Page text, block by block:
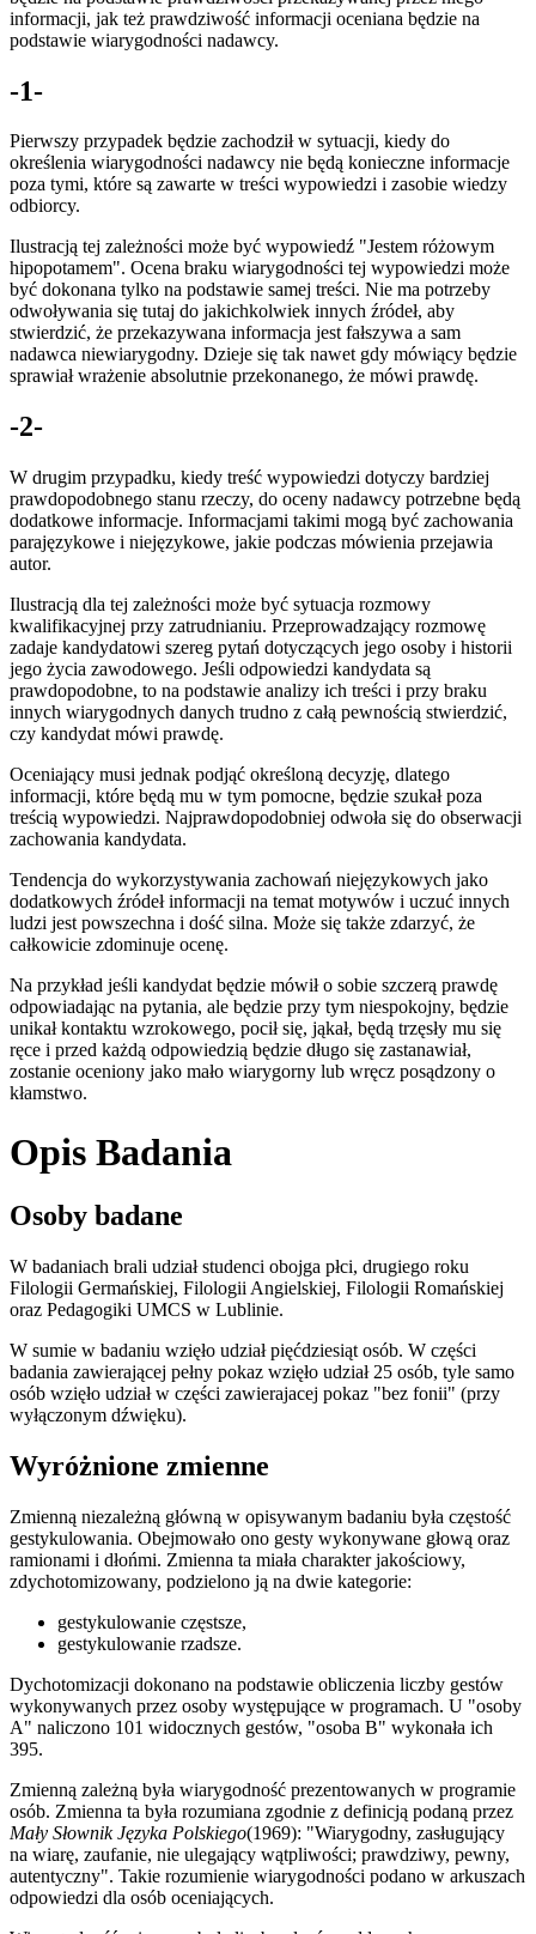
informacji, jak też prawdziwość informacji oceniana będzie na
podstawie wiarygodności nadawcy.
-1-
Pierwszy przypadek będzie zachodził w sytuacji, kiedy do
określenia wiarygodności nadawcy nie będą konieczne informacje
poza tymi, które są zawarte w treści wypowiedzi i zasobie wiedzy
odbiorcy.
Ilustracją tej zależności może być wypowiedź "Jestem różowym
hipopotamem". Ocena braku wiarygodności tej wypowiedzi może
być dokonana tylko na podstawie samej treści. Nie ma potrzeby
odwoływania się tutaj do jakichkolwiek innych źródeł, aby
stwierdzić, że przekazywana informacja jest fałszywa a sam
nadawca niewiarygodny. Dzieje się tak nawet gdy mówiący będzie
sprawiał wrażenie absolutnie przekonanego, że mówi prawdę.
-2-
W drugim przypadku, kiedy treść wypowiedzi dotyczy bardziej
prawdopodobnego stanu rzeczy, do oceny nadawcy potrzebne będą
dodatkowe informacje. Informacjami takimi mogą być zachowania
parajęzykowe i niejęzykowe, jakie podczas mówienia przejawia
autor.
Ilustracją dla tej zależności może być sytuacja rozmowy
kwalifikacyjnej przy zatrudnianiu. Przeprowadzający rozmowę
zadaje kandydatowi szereg pytań dotyczących jego osoby i historii
jego życia zawodowego. Jeśli odpowiedzi kandydata są
prawdopodobne, to na podstawie analizy ich treści i przy braku
innych wiarygodnych danych trudno z całą pewnością stwierdzić,
czy kandydat mówi prawdę.
Oceniający musi jednak podjąć określoną decyzję, dlatego
informacji, które będą mu w tym pomocne, będzie szukał poza
treścią wypowiedzi. Najprawdopodobniej odwoła się do obserwacji
zachowania kandydata.
Tendencja do wykorzystywania zachowań niejęzykowych jako
dodatkowych źródeł informacji na temat motywów i uczuć innych
ludzi jest powszechna i dość silna. Może się także zdarzyć, że
całkowicie zdominuje ocenę.
Na przykład jeśli kandydat będzie mówił o sobie szczerą prawdę
odpowiadając na pytania, ale będzie przy tym niespokojny, będzie
unikał kontaktu wzrokowego, pocił się, jąkał, będą trzęsły mu się
ręce i przed każdą odpowiedzią będzie długo się zastanawiał,
zostanie oceniony jako mało wiarygorny lub wręcz posądzony o
kłamstwo.
Opis Badania
Osoby badane
W badaniach brali udział studenci obojga płci, drugiego roku
Filologii Germańskiej, Filologii Angielskiej, Filologii Romańskiej
oraz Pedagogiki UMCS w Lublinie.
W sumie w badaniu wzięło udział pięćdziesiąt osób. W części
badania zawierającej pełny pokaz wzięło udział 25 osób, tyle samo
osób wzięło udział w części zawierajacej pokaz "bez fonii" (przy
wyłączonym dźwięku).
Wyróżnione zmienne
Zmienną niezależną główną w opisywanym badaniu była częstość
gestykulowania. Obejmowało ono gesty wykonywane głową oraz
ramionami i dłońmi. Zmienna ta miała charakter jakościowy,
zdychotomizowany, podzielono ją na dwie kategorie:
gestykulowanie częstsze,
gestykulowanie rzadsze.
Dychotomizacji dokonano na podstawie obliczenia liczby gestów
wykonywanych przez osoby występujące w programach. U "osoby
A" naliczono 101 widocznych gestów, "osoba B" wykonała ich
395.
Zmienną zależną była wiarygodność prezentowanych w programie
osób. Zmienna ta była rozumiana zgodnie z definicją podaną przez
Mały Słownik Języka Polskiego(1969): "Wiarygodny, zasługujący
na wiarę, zaufanie, nie ulegający wątpliwości; prawdziwy, pewny,
autentyczny". Takie rozumienie wiarygodności podano w arkuszach
odpowiedzi dla osób oceniających.